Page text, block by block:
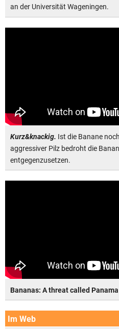
an der Universität Wageningen.
Kurz&knackig. Ist die Banane
aggressiver Pilz bedroht die
entgegenzusetzen.
Bananas: A threat called
Im Web